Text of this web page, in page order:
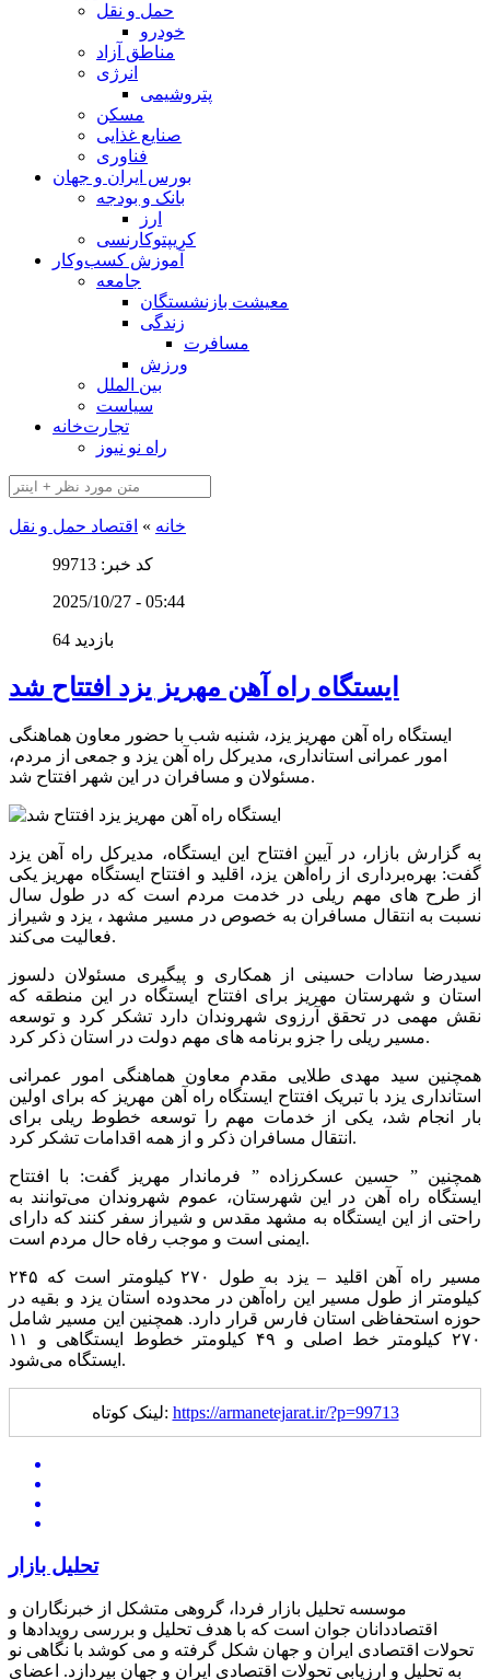
حمل و نقل
خودرو
مناطق آزاد
انرژی
پتروشیمی
مسکن
صنایع غذایی
فناوری
بورس ایران و جهان
بانک و بودجه
ارز
کریپتوکارنسی
آموزش کسب‌وکار
جامعه
معیشت بازنشستگان
زندگی
مسافرت
ورزش
بین الملل
سیاست
تجارت‌خانه
راه نو نیوز
خانه » اقتصاد حمل و نقل
کد خبر: 99713
2025/10/27 - 05:44
64 بازدید
ایستگاه راه آهن مهریز یزد افتتاح شد
ایستگاه راه آهن مهریز یزد، شنبه شب با حضور معاون هماهنگی
امور عمرانی استانداری، مدیرکل راه آهن یزد و جمعی از مردم،
مسئولان و مسافران در این شهر افتتاح شد.
به گزارش بازار، در آیین افتتاح این ایستگاه، مدیرکل راه آهن یزد
گفت: بهره‌برداری از راه‌آهن یزد، اقلید و افتتاح ایستگاه مهریز یکی
از طرح های مهم ریلی در خدمت مردم است که در طول سال
نسبت به انتقال مسافران به خصوص در مسیر مشهد ، یزد و شیراز
فعالیت می‌کند.
سیدرضا سادات حسینی از همکاری و پیگیری مسئولان دلسوز
استان و شهرستان مهریز برای افتتاح ایستگاه در این منطقه که
نقش مهمی در تحقق آرزوی شهروندان دارد تشکر کرد و توسعه
مسیر ریلی را جزو برنامه های مهم دولت در استان ذکر کرد.
همچنین سید مهدی طلایی مقدم معاون هماهنگی امور عمرانی
استانداری یزد با تبریک افتتاح ایستگاه راه آهن مهریز که برای اولین
بار انجام شد، یکی از خدمات مهم را توسعه خطوط ریلی برای
انتقال مسافران ذکر و از همه اقدامات تشکر کرد.
همچنین ” حسین عسکرزاده ” فرماندار مهریز گفت: با افتتاح
ایستگاه راه آهن در این شهرستان، عموم شهروندان می‌توانند به
راحتی از این ایستگاه به مشهد مقدس و شیراز سفر کنند که دارای
ایمنی است و موجب رفاه حال مردم است.
مسیر راه آهن اقلید – یزد به طول ۲۷۰ کیلومتر است که ۲۴۵
کیلومتر از طول مسیر این راه‌آهن در محدوده استان یزد و بقیه در
حوزه استحفاظی استان فارس قرار دارد. همچنین این مسیر شامل
۲۷۰ کیلومتر خط اصلی و ۴۹ کیلومتر خطوط ایستگاهی و ۱۱
ایستگاه می‌شود.
لینک کوتاه: https://armanetejarat.ir/?p=99713
تحلیل بازار
موسسه تحلیل بازار فردا، گروهی متشکل از خبرنگاران و
اقتصاددانان جوان است که با هدف تحلیل و بررسی رویدادها و
تحولات اقتصادی ایران و جهان شکل گرفته و می کوشد با نگاهی نو
به تحلیل و ارزیابی تحولات اقتصادی ایران و جهان بپردازد. اعضای